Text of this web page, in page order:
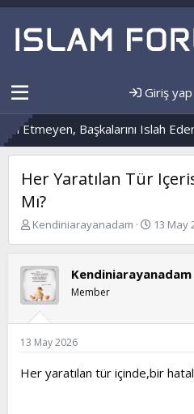
Giriş yap
Başkalarını Islah Edemez...
Her Yaratılan Tür
Mı?
K
b
u
y
u
b
a
l
Kendiniarayanadam
B
a
ı
a
13 May
Kendiniarayanadam
Member
13 May 2026
Her yaratılan tür içinde,bir